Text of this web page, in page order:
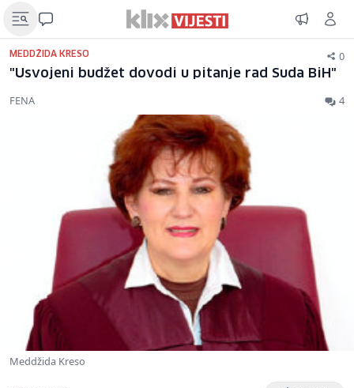
MEDDŽIDA KRESO 0
"Usvojeni budžet dovodi u pitanje rad Suda BiH"
FENA 4
Meddžida Kreso